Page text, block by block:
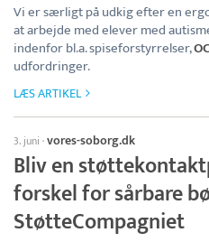
Vi er særligt på udkig efter en
at arbejde med elever med
indenfor bl.a. spiseforstyrrelser,
udfordringer.
LÆS ARTIKEL
3. juni ·vores-soborg.dk
Bliv en
forskel for sårbare
StøtteCompagniet